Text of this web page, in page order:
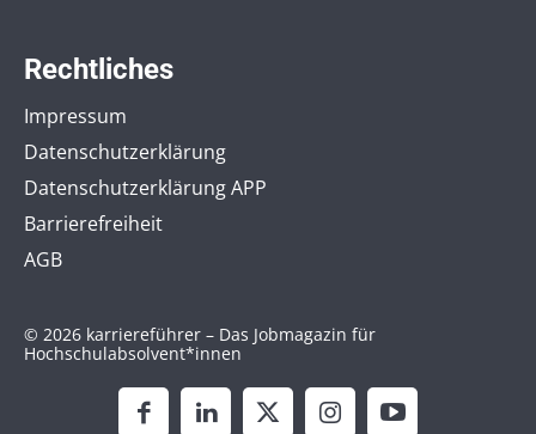
Rechtliches
Impressum
Datenschutzerklärung
Datenschutzerklärung APP
Barrierefreiheit
AGB
© 2026 karriereführer – Das Jobmagazin für
Hochschulabsolvent*innen